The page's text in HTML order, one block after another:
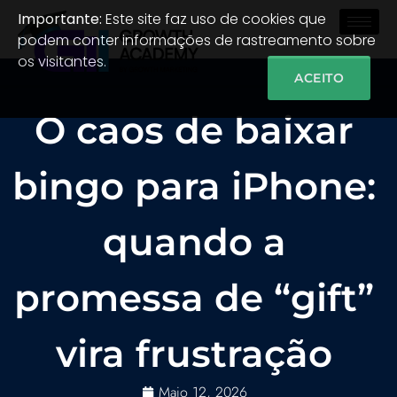
O caos de baixar
bingo para iPhone:
quando a
promessa de “gift”
vira frustração
Maio 12, 2026
Importante: Este site faz uso de cookies que
podem conter informações de rastreamento sobre
os visitantes.
ACEITO